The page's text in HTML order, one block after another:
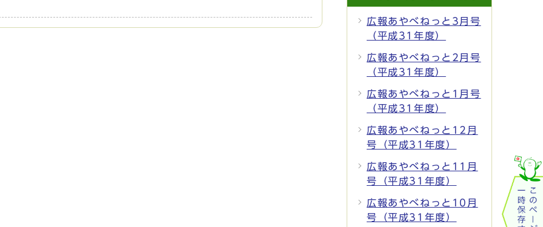
広報あやべねっと3月号
（平成31年度）
広報あやべねっと2月号
（平成31年度）
広報あやべねっと1月号
（平成31年度）
広報あやべねっと12月
号（平成31年度）
広報あやべねっと11月
号（平成31年度）
広報あやべねっと10月
号（平成31年度）